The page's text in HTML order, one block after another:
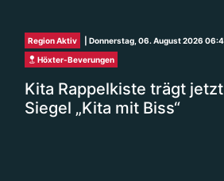
Region Aktiv
| Donnerstag, 06. August 2026
Höxter-Beverungen
Kita Rappelkiste trägt
Siegel „Kita mit Biss“